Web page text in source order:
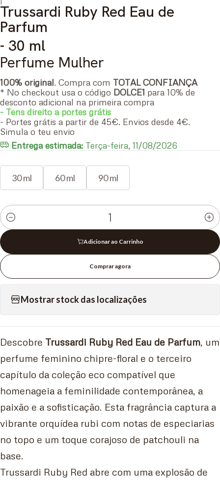
Trussardi Ruby Red Eau de
Parfum
- 30 ml
Perfume Mulher
100% original. Compra com TOTAL CONFIANÇA
* No checkout usa o código DOLCE1 para 10% de
desconto adicional na primeira compra
- Tens direito a portes grátis
- Portes grátis a partir de 45€. Envios desde 4€.
Simula o teu envio
Entrega estimada: Terça-feira, 11/08/2026
30 ml 60 ml 90 ml
Quantidade
Adicionar ao Carrinho
Comprar agora
Mostrar stock das localizações
Descobre Trussardi Ruby Red Eau de Parfum, um
perfume feminino chipre-floral e o terceiro
capítulo da coleção eco compatível que
homenageia a feminilidade contemporânea, a
paixão e a sofisticação. Esta fragrância captura a
vibrante orquídea rubi com notas de especiarias
no topo e um toque corajoso de patchouli na
base.
Trussardi Ruby Red abre com uma explosão de